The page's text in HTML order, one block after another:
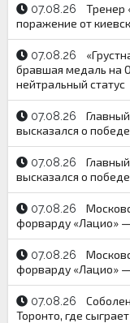
07.08.26
Тренер
поражение от
07.08.26
бравшая медаль на
нейтральный статус
07.08.26
высказался о
07.08.26
высказался о
07.08.26
форварду «Лацио»
07.08.26
форварду «Лацио»
07.08.26
Торонто, где